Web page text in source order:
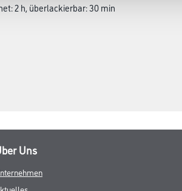
2 h, überlackierbar: 30 min
Uns